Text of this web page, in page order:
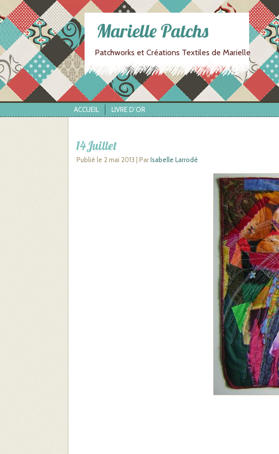
Marielle Patchs
Patchworks et Créations Textiles de Marielle
ACCUEIL
LIVRE D’OR
14Juillet
Publié le 2 mai 2013 |Par Isabelle Larrodé